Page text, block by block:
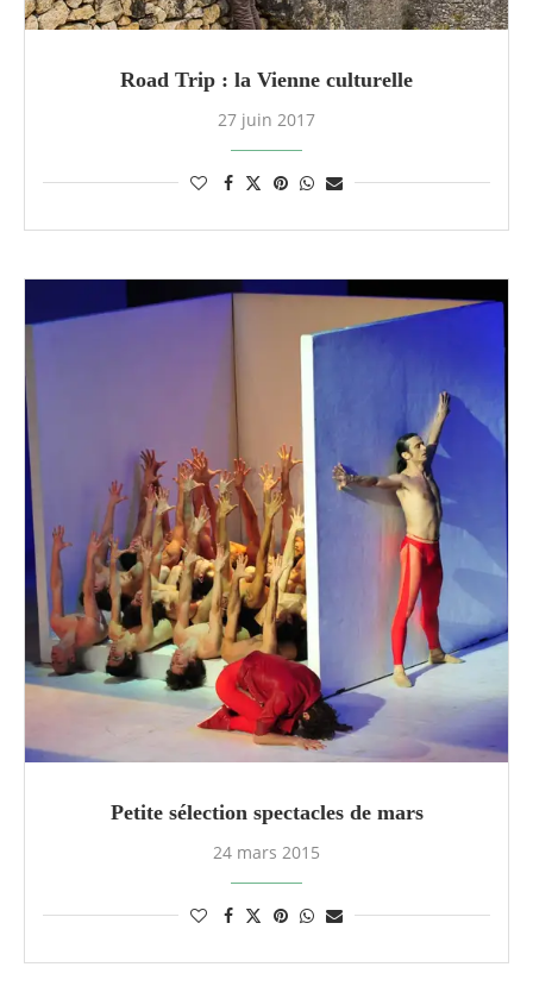
Road Trip : la Vienne culturelle
27 juin 2017
Petite sélection spectacles de mars
24 mars 2015